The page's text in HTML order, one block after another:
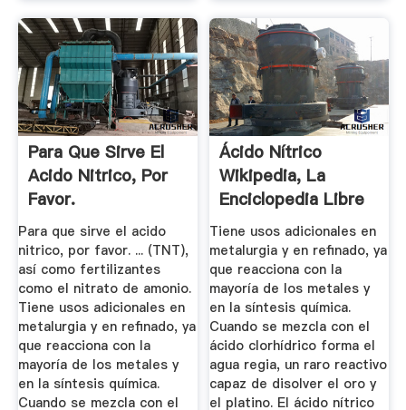
Para Que Sirve El
Acido Nitrico, Por
Favor.
Para que sirve el acido
nitrico, por favor. ... (TNT),
así como fertilizantes
como el nitrato de amonio.
Tiene usos adicionales en
metalurgia y en refinado, ya
que reacciona con la
mayoría de los metales y
en la síntesis química.
Cuando se mezcla con el
Ácido Nítrico
Wikipedia, La
Enciclopedia Libre
Tiene usos adicionales en
metalurgia y en refinado, ya
que reacciona con la
mayoría de los metales y
en la síntesis química.
Cuando se mezcla con el
ácido clorhídrico forma el
agua regia, un raro reactivo
capaz de disolver el oro y
el platino. El ácido nítrico